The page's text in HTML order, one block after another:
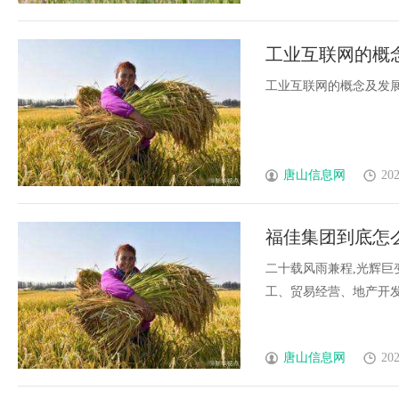
工业互联网的概
及关注
工业互联网的概念及发
唐山信息网
福佳集团到底怎
二十载风雨兼程,光辉巨
工、贸易经营、地产开
唐山信息网